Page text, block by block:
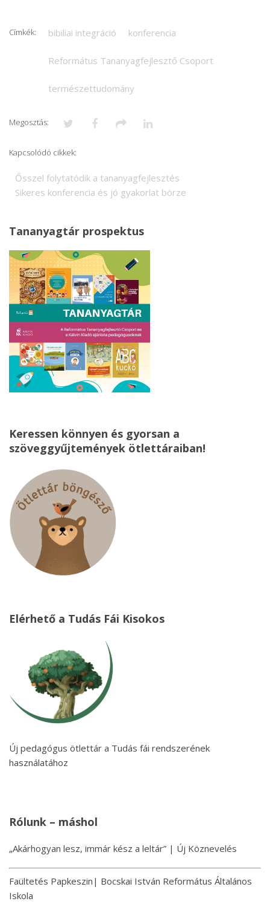
Címkék: bibiliai integráció konferencia
Református Tananyagfejlesztő Csoport
természettudomány
Megosztás:
Kapcsolódó cikkek:
Ősszel folytatódik a tananyagfejlesztés
Sikeres konferencia és jó gyakorlat börze
Tananyagtár prospektus
Keressen könnyen és gyorsan a
szöveggyűjtemények ötlettáraiban!
Elérhető a Tudás Fái Kisokos
Új pedagógus ötlettár a Tudás fái rendszerének
használatához
Rólunk – máshol
„Akárhogyan lesz, immár kész a leltár” | Új Köznevelés
Faültetés Papkeszin| Bocskai István Református Általános
Iskola